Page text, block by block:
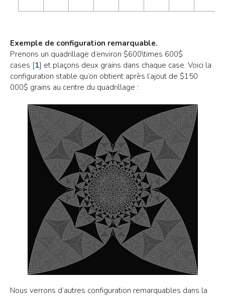
Exemple de configuration remarquable.
Prenons un quadrillage d’environ $600\times 600$
cases [1] et plaçons deux grains dans chaque case. Voici la
configuration stable qu’on obtient après l’ajout de $150
000$ grains au centre du quadrillage :
Nous verrons d’autres configuration remarquables dans la